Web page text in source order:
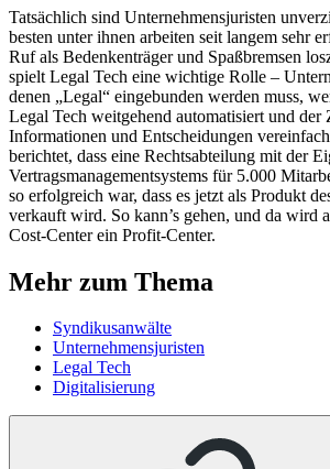
Tatsächlich sind Unternehmensjuristen
besten unter ihnen arbeiten seit langem sehr
Ruf als Bedenkenträger und Spaßbremsen
spielt Legal Tech eine wichtige Rolle –
denen „Legal“ eingebunden werden muss,
Legal Tech weitgehend automatisiert und der
Informationen und Entscheidungen
berichtet, dass eine Rechtsabteilung mit der
Vertragsmanagementsystems für 5.000
so erfolgreich war, dass es jetzt als Produkt
verkauft wird. So kann’s gehen, und da wird
Cost-Center ein Profit-Center.
Mehr zum Thema
Syndikusanwälte
Unternehmensjuristen
Legal Tech
Digitalisierung